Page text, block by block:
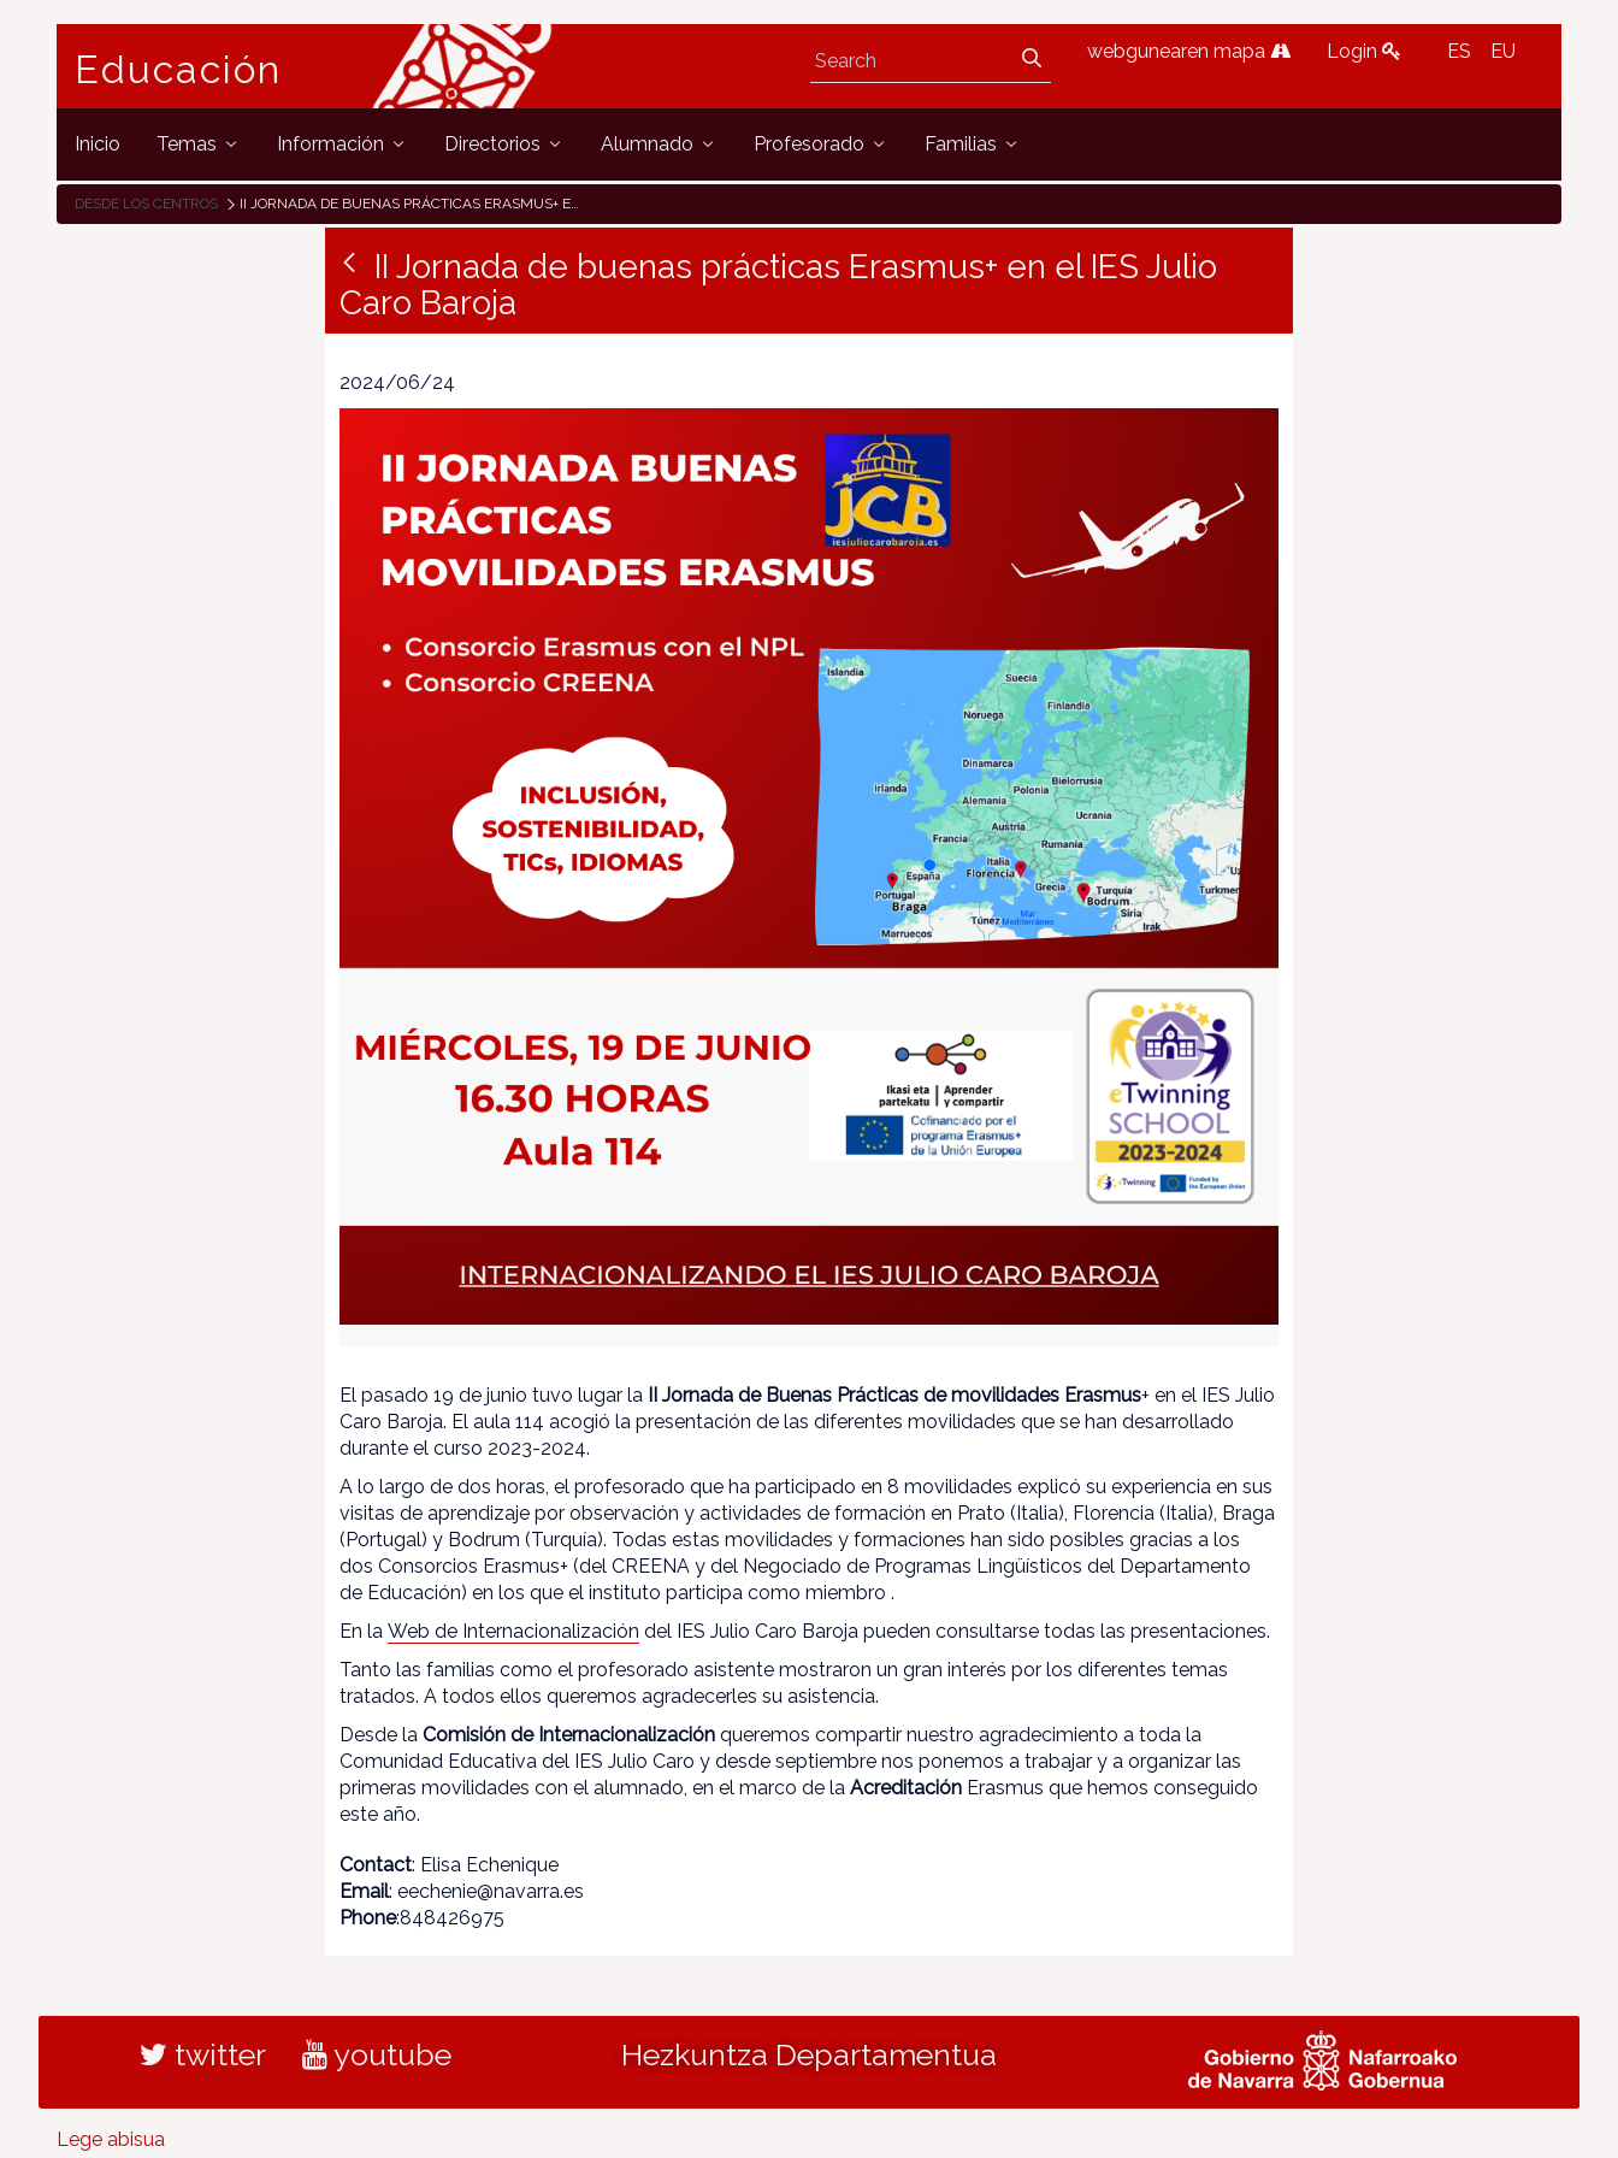
Educación webgunearen mapa Login ES EU
Inicio Temas Información Directorios Alumnado Profesorado Familias
DESDE LOS CENTROS II JORNADA DE BUENAS PRÁCTICAS ERASMUS+ EN EL IES JULIO CARO BAROJA
II Jornada de buenas prácticas Erasmus+ en el IES Julio
Caro Baroja
2024/06/24
El pasado 19 de junio tuvo lugar la II Jornada de Buenas Prácticas de movilidades Erasmus+ en el IES Julio
Caro Baroja. El aula 114 acogió la presentación de las diferentes movilidades que se han desarrollado
durante el curso 2023-2024.
A lo largo de dos horas, el profesorado que ha participado en 8 movilidades explicó su experiencia en sus
visitas de aprendizaje por observación y actividades de formación en Prato (Italia), Florencia (Italia), Braga
(Portugal) y Bodrum (Turquía). Todas estas movilidades y formaciones han sido posibles gracias a los
dos Consorcios Erasmus+ (del CREENA y del Negociado de Programas Lingüísticos del Departamento
de Educación) en los que el instituto participa como miembro .
En laWeb de Internacionalización del IES Julio Caro Baroja pueden consultarse todas las presentaciones.
Tanto las familias como el profesorado asistente mostraron un gran interés por los diferentes temas
tratados. A todos ellos queremos agradecerles su asistencia.
Desde laComisión de Internacionalización queremos compartir nuestro agradecimiento a toda la
Comunidad Educativa del IES Julio Caro y desde septiembre nos ponemos a trabajar y a organizar las
primeras movilidades con el alumnado, en el marco de laAcreditación Erasmus que hemos conseguido
este año.
Contact: Elisa Echenique
Email: eechenie@navarra.es
Phone:848426975
twitter youtube Hezkuntza Departamentua
Lege abisua